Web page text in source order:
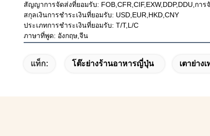
สัญญาการจัดส่งที่ยอมรับ: FOB,CFR,CIF,EXW,DDP,DDU,การ
สกุลเงินการชําระเงินที่ยอมรับ: USD,EUR,HKD,CNY
ประเภทการชําระเงินที่ยอมรับ: T/T,L/C
ภาษาที่พูด: อังกฤษ,จีน
แท็ก: โต๊ะย่างร้านอาหารญี่ปุ่น เตาย่าง